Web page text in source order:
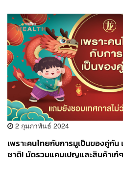
2 กุมภาพันธ์ 2024
เพราะคนไทยกับการมูเป็นของคู่กั
ชาติ! มัดรวมแคมเปญและสินค้าเ